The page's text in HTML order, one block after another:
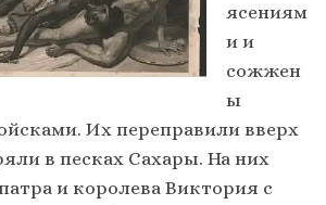
ясениям
и и
сожжен
ы
Их переправили вверх
в песках Сахары. На них
и королева Виктория с